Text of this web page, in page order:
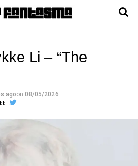
Li – “The
agoon 08/05/2026